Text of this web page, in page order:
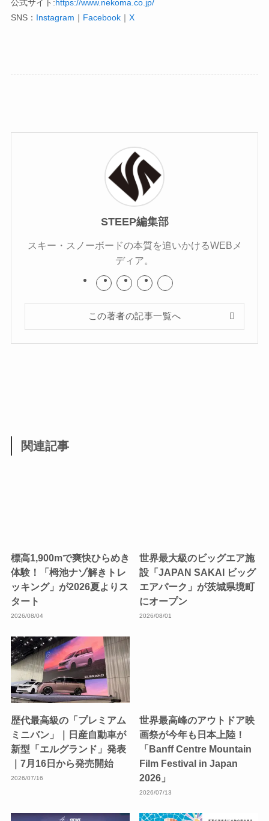
公式サイト:https://www.nekoma.co.jp/
SNS： Instagram ｜ Facebook｜ X
STEEP編集部
スキー・スノーボードの本質を追いかけるWEBメ
ディア。
この著者の記事一覧へ
関連記事
標高1,900mで爽快ひらめき
体験！「栂池ナゾ解きトレ
ッキング」が2026夏よりス
タート
2026/08/04
世界最大級のビッグエア施
設「JAPAN SAKAI ビッグ
エアパーク」が茨城県境町
にオープン
2026/08/01
歴代最高級の「プレミアム
ミニバン」｜日産自動車が
新型「エルグランド」発表
｜7月16日から発売開始
2026/07/16
世界最高峰のアウトドア映
画祭が今年も日本上陸！
「Banff Centre Mountain
Film Festival in Japan
2026」
2026/07/13